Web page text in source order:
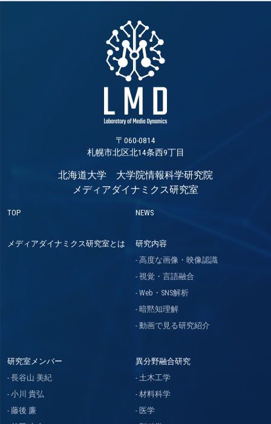
〒060-0814
札幌市北区北14条西9丁目
北海道大学 大学院情報科学研究院
メディアダイナミクス研究室
TOP NEWS
メディアダイナミクス研究室とは
研究内容
高度な画像・映像認識
視覚・言語融合
Web・SNS解析
暗黙知理解
動画で見る研究紹介
研究室メンバー
長谷山 美紀
小川 貴弘
藤後 廉
異分野融合研究
土木工学
材料科学
医学